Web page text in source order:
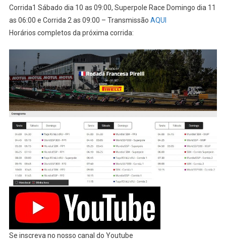
Corrida1 Sábado dia 10 as 09:00, Superpole Race Domingo dia 11
as 06:00 e Corrida 2 as 09:00 – Transmissão AQUI
Horários completos da próxima corrida:
Se inscreva no nosso canal do Youtube